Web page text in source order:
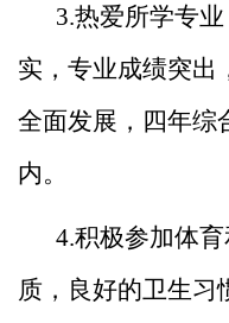
3.热爱所学专
实，专业成绩突出
全面发展，四年综
内。
4.积极参加体
质，良好的卫生习